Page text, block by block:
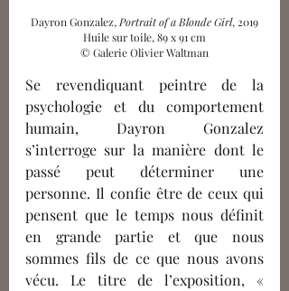
Dayron Gonzalez, Portrait of a Blonde Girl, 2019
Huile sur toile, 89 x 91 cm
© Galerie Olivier Waltman
Se revendiquant peintre de la
psychologie et du comportement
humain, Dayron Gonzalez
s’interroge sur la manière dont le
passé peut déterminer une
personne. Il confie être de ceux qui
pensent que le temps nous définit
en grande partie et que nous
sommes fils de ce que nous avons
vécu. Le titre de l’exposition, «